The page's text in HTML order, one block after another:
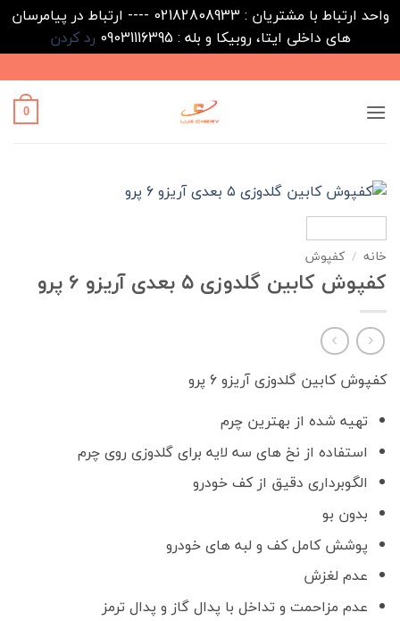
واحد ارتباط با مشتریان : 02182808933 ---- ارتباط در پیامرسان
های داخلی ایتا، روبیکا و بله : 09031116395
رد کردن
to
content
0
خانه / کفپوش
کفپوش کابین گلدوزی ۵ بعدی آریزو 6 پرو
کفپوش کابین گلدوزی آریزو 6 پرو
تهیه شده از بهترین چرم
استفاده از نخ های سه لایه برای گلدوزی روی چرم
الگوبرداری دقیق از کف خودرو
بدون بو
پوشش کامل کف و لبه های خودرو
عدم لغزش
عدم مزاحمت و تداخل با پدال گاز و پدال ترمز